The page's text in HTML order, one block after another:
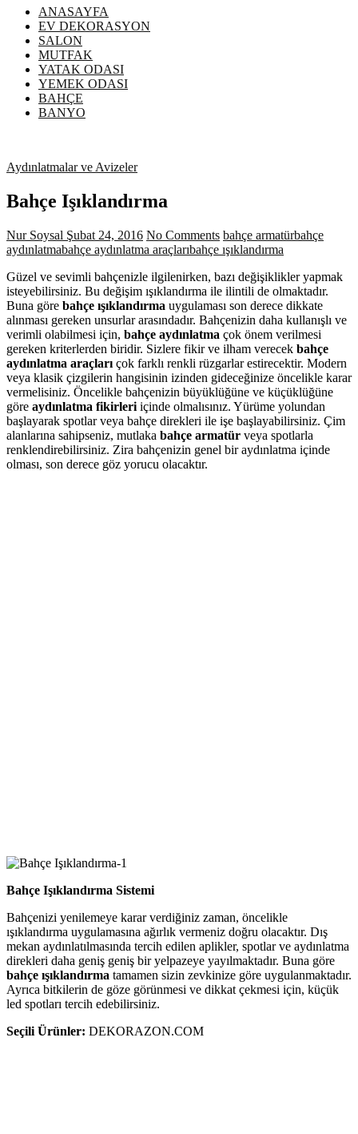
ANASAYFA
EV DEKORASYON
SALON
MUTFAK
YATAK ODASI
YEMEK ODASI
BAHÇE
BANYO
Aydınlatmalar ve Avizeler
Bahçe Işıklandırma
Nur Soysal Şubat 24, 2016 No Comments bahçe armatürbahçe
aydınlatmabahçe aydınlatma araçlarıbahçe ışıklandırma
Güzel ve sevimli bahçenizle ilgilenirken, bazı değişiklikler yapmak
isteyebilirsiniz. Bu değişim ışıklandırma ile ilintili de olmaktadır.
Buna göre bahçe ışıklandırma uygulaması son derece dikkate
alınması gereken unsurlar arasındadır. Bahçenizin daha kullanışlı ve
verimli olabilmesi için, bahçe aydınlatma çok önem verilmesi
gereken kriterlerden biridir. Sizlere fikir ve ilham verecek bahçe
aydınlatma araçları çok farklı renkli rüzgarlar estirecektir. Modern
veya klasik çizgilerin hangisinin izinden gideceğinize öncelikle karar
vermelisiniz. Öncelikle bahçenizin büyüklüğüne ve küçüklüğüne
göre aydınlatma fikirleri içinde olmalısınız. Yürüme yolundan
başlayarak spotlar veya bahçe direkleri ile işe başlayabilirsiniz. Çim
alanlarına sahipseniz, mutlaka bahçe armatür veya spotlarla
renklendirebilirsiniz. Zira bahçenizin genel bir aydınlatma içinde
olması, son derece göz yorucu olacaktır.
Bahçe Işıklandırma Sistemi
Bahçenizi yenilemeye karar verdiğiniz zaman, öncelikle
ışıklandırma uygulamasına ağırlık vermeniz doğru olacaktır. Dış
mekan aydınlatılmasında tercih edilen aplikler, spotlar ve aydınlatma
direkleri daha geniş geniş bir yelpazeye yayılmaktadır. Buna göre
bahçe ışıklandırma tamamen sizin zevkinize göre uygulanmaktadır.
Ayrıca bitkilerin de göze görünmesi ve dikkat çekmesi için, küçük
led spotları tercih edebilirsiniz.
Seçili Ürünler: DEKORAZON.COM